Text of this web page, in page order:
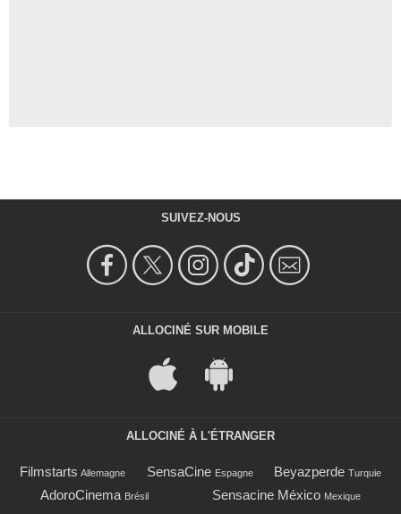
SUIVEZ-NOUS
ALLOCINÉ SUR MOBILE
ALLOCINÉ À L'ÉTRANGER
Filmstarts Allemagne SensaCine Espagne Beyazperde Turquie
AdoroCinema Brésil Sensacine México Mexique